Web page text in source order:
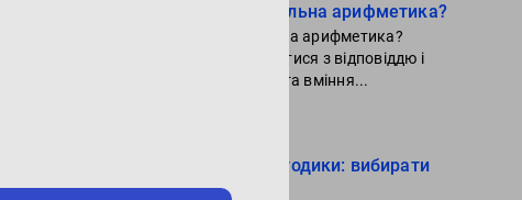
Для чого потрібна ментальна арифметика?
Для чого потрібна ментальна арифметика?
Давайте спробуємо розібратися з відповіддю і
подивимося, які ж навички та вміння...
Виховні та навчальні методики: вибирати
або поєднувати?